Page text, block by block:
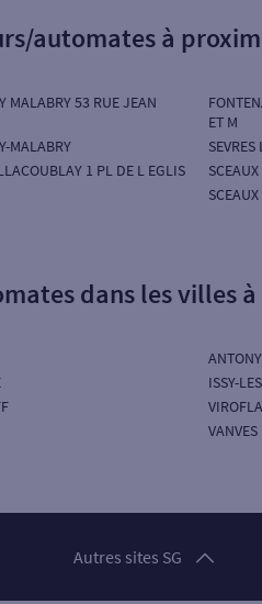
automates à
MALABRY 53 RUE JEAN
MALABRY
1 PL DE L EGLIS
ET M
SEVRES
dans les villes
ANTONY
ISSY-
VANVES
Autres sites SG